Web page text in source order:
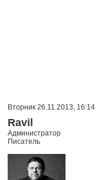
Вторник 26.11.2013, 16:14
Ravil
Администратор
Писатель